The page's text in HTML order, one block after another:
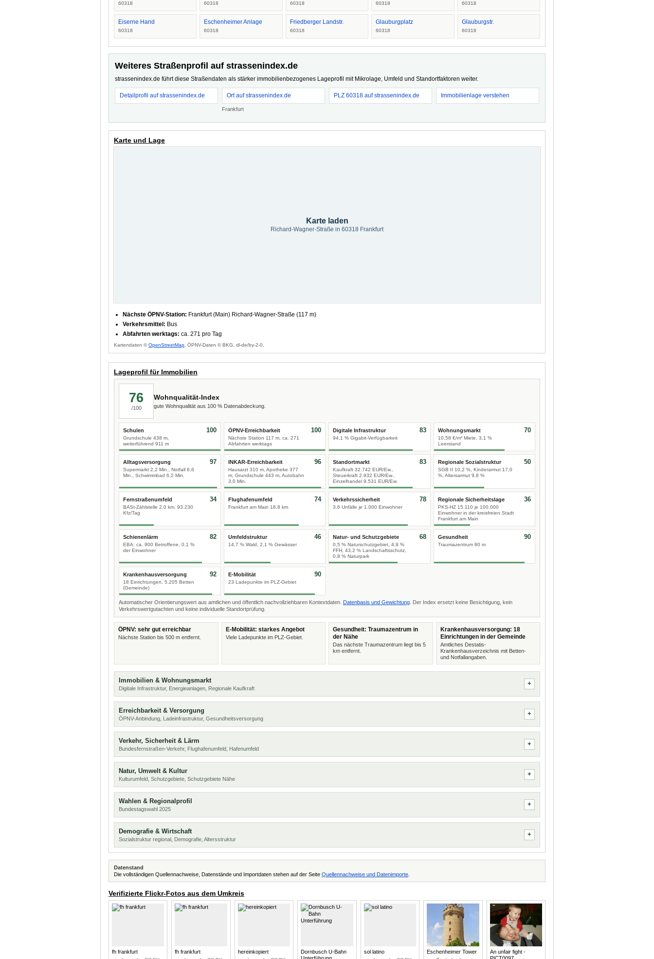
60318 60318 60318 60318 60318
Eiserne Hand
60318
Eschenheimer Anlage
60318
Friedberger Landstr.
60318
Glauburgplatz
60318
Glauburgstr.
60318
Weiteres Straßenprofil auf strassenindex.de
strassenindex.de führt diese Straßendaten als stärker immobilienbezogenes Lageprofil mit Mikrolage, Umfeld und Standortfaktoren weiter.
Detailprofil auf strassenindex.de Ort auf strassenindex.de
Frankfurt
PLZ 60318 auf strassenindex.de Immobilienlage verstehen
Karte und Lage
Karte laden
Richard-Wagner-Straße in 60318 Frankfurt
Nächste ÖPNV-Station: Frankfurt (Main) Richard-Wagner-Straße (117 m)
Verkehrsmittel: Bus
Abfahrten werktags: ca. 271 pro Tag
Kartendaten ©OpenStreetMap , ÖPNV-Daten © BKG, dl-de/by-2-0.
Lageprofil für Immobilien
76
/100
Wohnqualität-Index
gute Wohnqualität aus 100 % Datenabdeckung.
Schulen
Grundschule 438 m,
weiterführend 911 m
100 ÖPNV-Erreichbarkeit
Nächste Station 117 m, ca. 271
Abfahrten werktags
100 Digitale Infrastruktur
94,1 % Gigabit-Verfügbarkeit
83 Wohnungsmarkt
10,58 €/m² Miete, 3,1 %
Leerstand
70
Alltagsversorgung
Supermarkt 2,2 Min., Notfall 6,6
Min., Schwimmbad 6,2 Min.
97 INKAR-Erreichbarkeit
Hausarzt 310 m, Apotheke 377
m, Grundschule 443 m, Autobahn
3,0 Min.
96 Standortmarkt
Kaufkraft 32.742 EUR/Ew.,
Steuerkraft 2.932 EUR/Ew.,
Einzelhandel 9.531 EUR/Ew.
83 Regionale Sozialstruktur
SGB II 10,2 %, Kinderarmut 17,0
%, Altersarmut 9,8 %
50
Fernstraßenumfeld
BASt-Zählstelle 2,0 km, 93.230
Kfz/Tag
34 Flughafenumfeld
Frankfurt am Main 18,8 km
74 Verkehrssicherheit
3,6 Unfälle je 1.000 Einwohner
78 Regionale Sicherheitslage
PKS-HZ 15.110 je 100.000
Einwohner in der kreisfreien Stadt
Frankfurt am Main
36
Schienenlärm
EBA: ca. 900 Betroffene, 0,1 %
der Einwohner
82 Umfeldstruktur
14,7 % Wald, 2,1 % Gewässer
46 Natur- und Schutzgebiete
0,5 % Naturschutzgebiet, 4,9 %
FFH, 43,2 % Landschaftsschutz,
0,8 % Naturpark
68 Gesundheit
Traumazentrum 80 m
90
Krankenhausversorgung
18 Einrichtungen, 5.205 Betten
(Gemeinde)
92 E-Mobilität
23 Ladepunkte im PLZ-Gebiet
90
Automatischer Orientierungswert aus amtlichen und öffentlich nachvollziehbaren Kontextdaten. Datenbasis und Gewichtung . Der Index ersetzt keine Besichtigung, kein
Verkehrswertgutachten und keine individuelle Standortprüfung.
ÖPNV: sehr gut erreichbar
Nächste Station bis 500 m entfernt.
E-Mobilität: starkes Angebot
Viele Ladepunkte im PLZ-Gebiet.
Gesundheit: Traumazentrum in
der Nähe
Das nächste Traumazentrum liegt bis 5
km entfernt.
Krankenhausversorgung: 18
Einrichtungen in der Gemeinde
Amtliches Destatis-
Krankenhausverzeichnis mit Betten-
und Notfallangaben.
Immobilien & Wohnungsmarkt
Digitale Infrastruktur, Energieanlagen, Regionale Kaufkraft
Erreichbarkeit & Versorgung
ÖPNV-Anbindung, Ladeinfrastruktur, Gesundheitsversorgung
Verkehr, Sicherheit & Lärm
Bundesfernstraßen-Verkehr, Flughafenumfeld, Hafenumfeld
Natur, Umwelt & Kultur
Kulturumfeld, Schutzgebiete, Schutzgebiete Nähe
Wahlen & Regionalprofil
Bundestagswahl 2025
Demografie & Wirtschaft
Sozialstruktur regional, Demografie, Altersstruktur
Datenstand
Die vollständigen Quellennachweise, Datenstände und Importdaten stehen auf der Seite Quellennachweise und Datenimporte
Verifizierte Flickr-Fotos aus dem Umkreis
fh frankfurt fh frankfurt hereinkopiert
Dornbusch U-Bahn
sol latino Eschenheimer Tower
An unfair fight -